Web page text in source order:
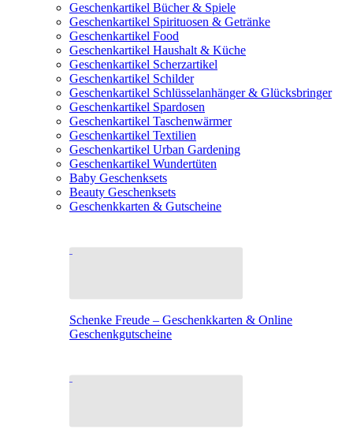
Geschenkartikel Bücher & Spiele
Geschenkartikel Spirituosen & Getränke
Geschenkartikel Food
Geschenkartikel Haushalt & Küche
Geschenkartikel Scherzartikel
Geschenkartikel Schilder
Geschenkartikel Schlüsselanhänger & Glücksbringer
Geschenkartikel Spardosen
Geschenkartikel Taschenwärmer
Geschenkartikel Textilien
Geschenkartikel Urban Gardening
Geschenkartikel Wundertüten
Baby Geschenksets
Beauty Geschenksets
Geschenkkarten & Gutscheine
Schenke Freude – Geschenkkarten & Online
Geschenkgutscheine